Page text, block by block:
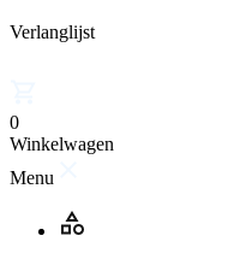
Verlanglijst
0
Winkelwagen
Menu